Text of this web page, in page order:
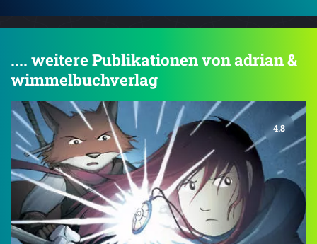
.... weitere Publikationen von adrian &
wimmelbuchverlag
4.8